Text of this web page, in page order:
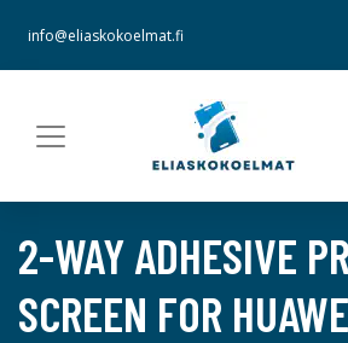
info@eliaskokoelmat.fi
2-WAY ADHESIVE
SCREEN FOR